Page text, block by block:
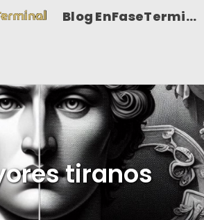
Blog EnFaseTerminal
tiranos